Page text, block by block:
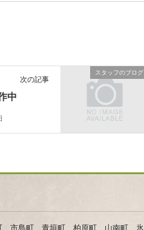
スタッフのブログ
次の記事
中
市島町、青垣町、柏原町、山南町、氷